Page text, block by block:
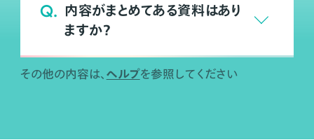
Q. 内容がまとめてある資料はあり
ますか？
その他の内容は、 ヘルプを参照してください